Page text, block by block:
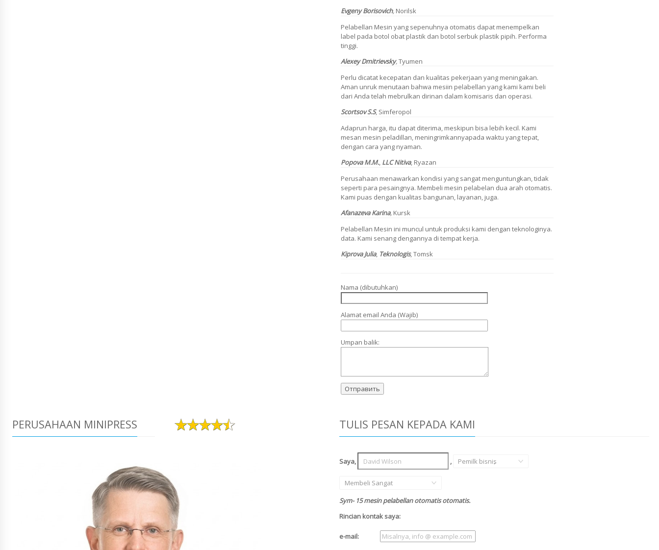
Evgeny Borisovich, Norilsk
Pelabellan Mesin yang sepenuhnya otomatis dapat menempelkan
label pada botol obat plastik dan botol serbuk plastik pipih. Performa
tinggi.
Alexey Dmitrievsky,Tyumen
Perlu dicatat kecepatan dan kualitas pekerjaan yang meningakan.
Aman unruk menutaan bahwa mesiin pelabellan yang kami kami beli
dari Anda telah mebrulkan dirinan dalam komisaris dan operasi.
ScortsovS.S, Simferopol
Adaprun harga, itu dapat diterima, meskipun bisa lebih kecil. Kami
mesan mesin peladillan, meningrimkannyapada waktu yang tepat,
dengan cara yang nyaman.
PopovaM.M., LLC Nitiva, Ryazan
Perusahaan menawarkan kondisi yang sangat menguntungkan, tidak
seperti para pesaingnya. Membeli mesin pelabelan dua arah otomatis.
Kami puas dengan kualitas bangunan, layanan, juga.
Afanazeva Karina, Kursk
Pelabellan Mesin ini muncul untuk produksi kami dengan teknologinya.
data. Kami senang dengannya di tempat kerja.
Kiprova Julia, Teknologis, Tomsk
Nama (dibutuhkan)
Alamat email Anda (Wajib)
Umpan balik:
PERUSAHAAN MINIPRESS TULIS PESAN KEPADA KAMI
Saya, , Pemilk bisnis
,
Membeli Sangat
Sym- 15 mesin pelabellan otomatis otomatis.
Rincian kontak saya:
e-mail: